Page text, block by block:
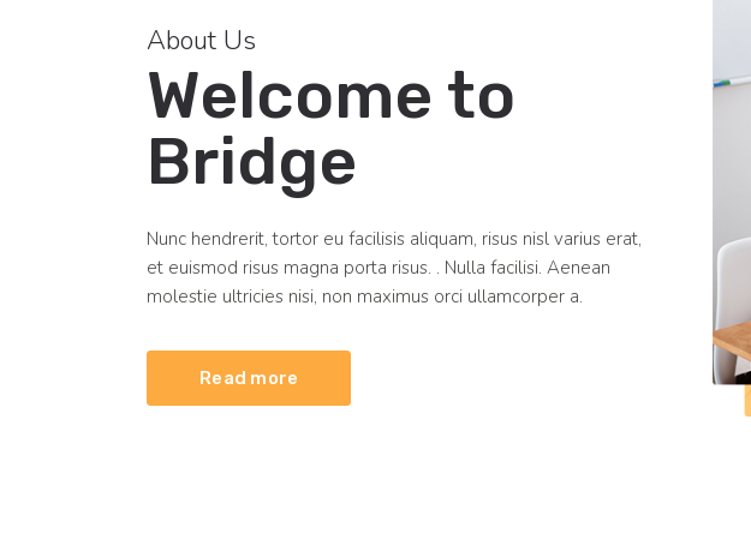
About Us
Welcome to
Bridge
Nunc hendrerit, tortor eu facilisis aliquam, risus nisl varius erat,
et euismod risus magna porta risus. . Nulla facilisi. Aenean
molestie ultricies nisi, non maximus orci ullamcorper a.
Read more